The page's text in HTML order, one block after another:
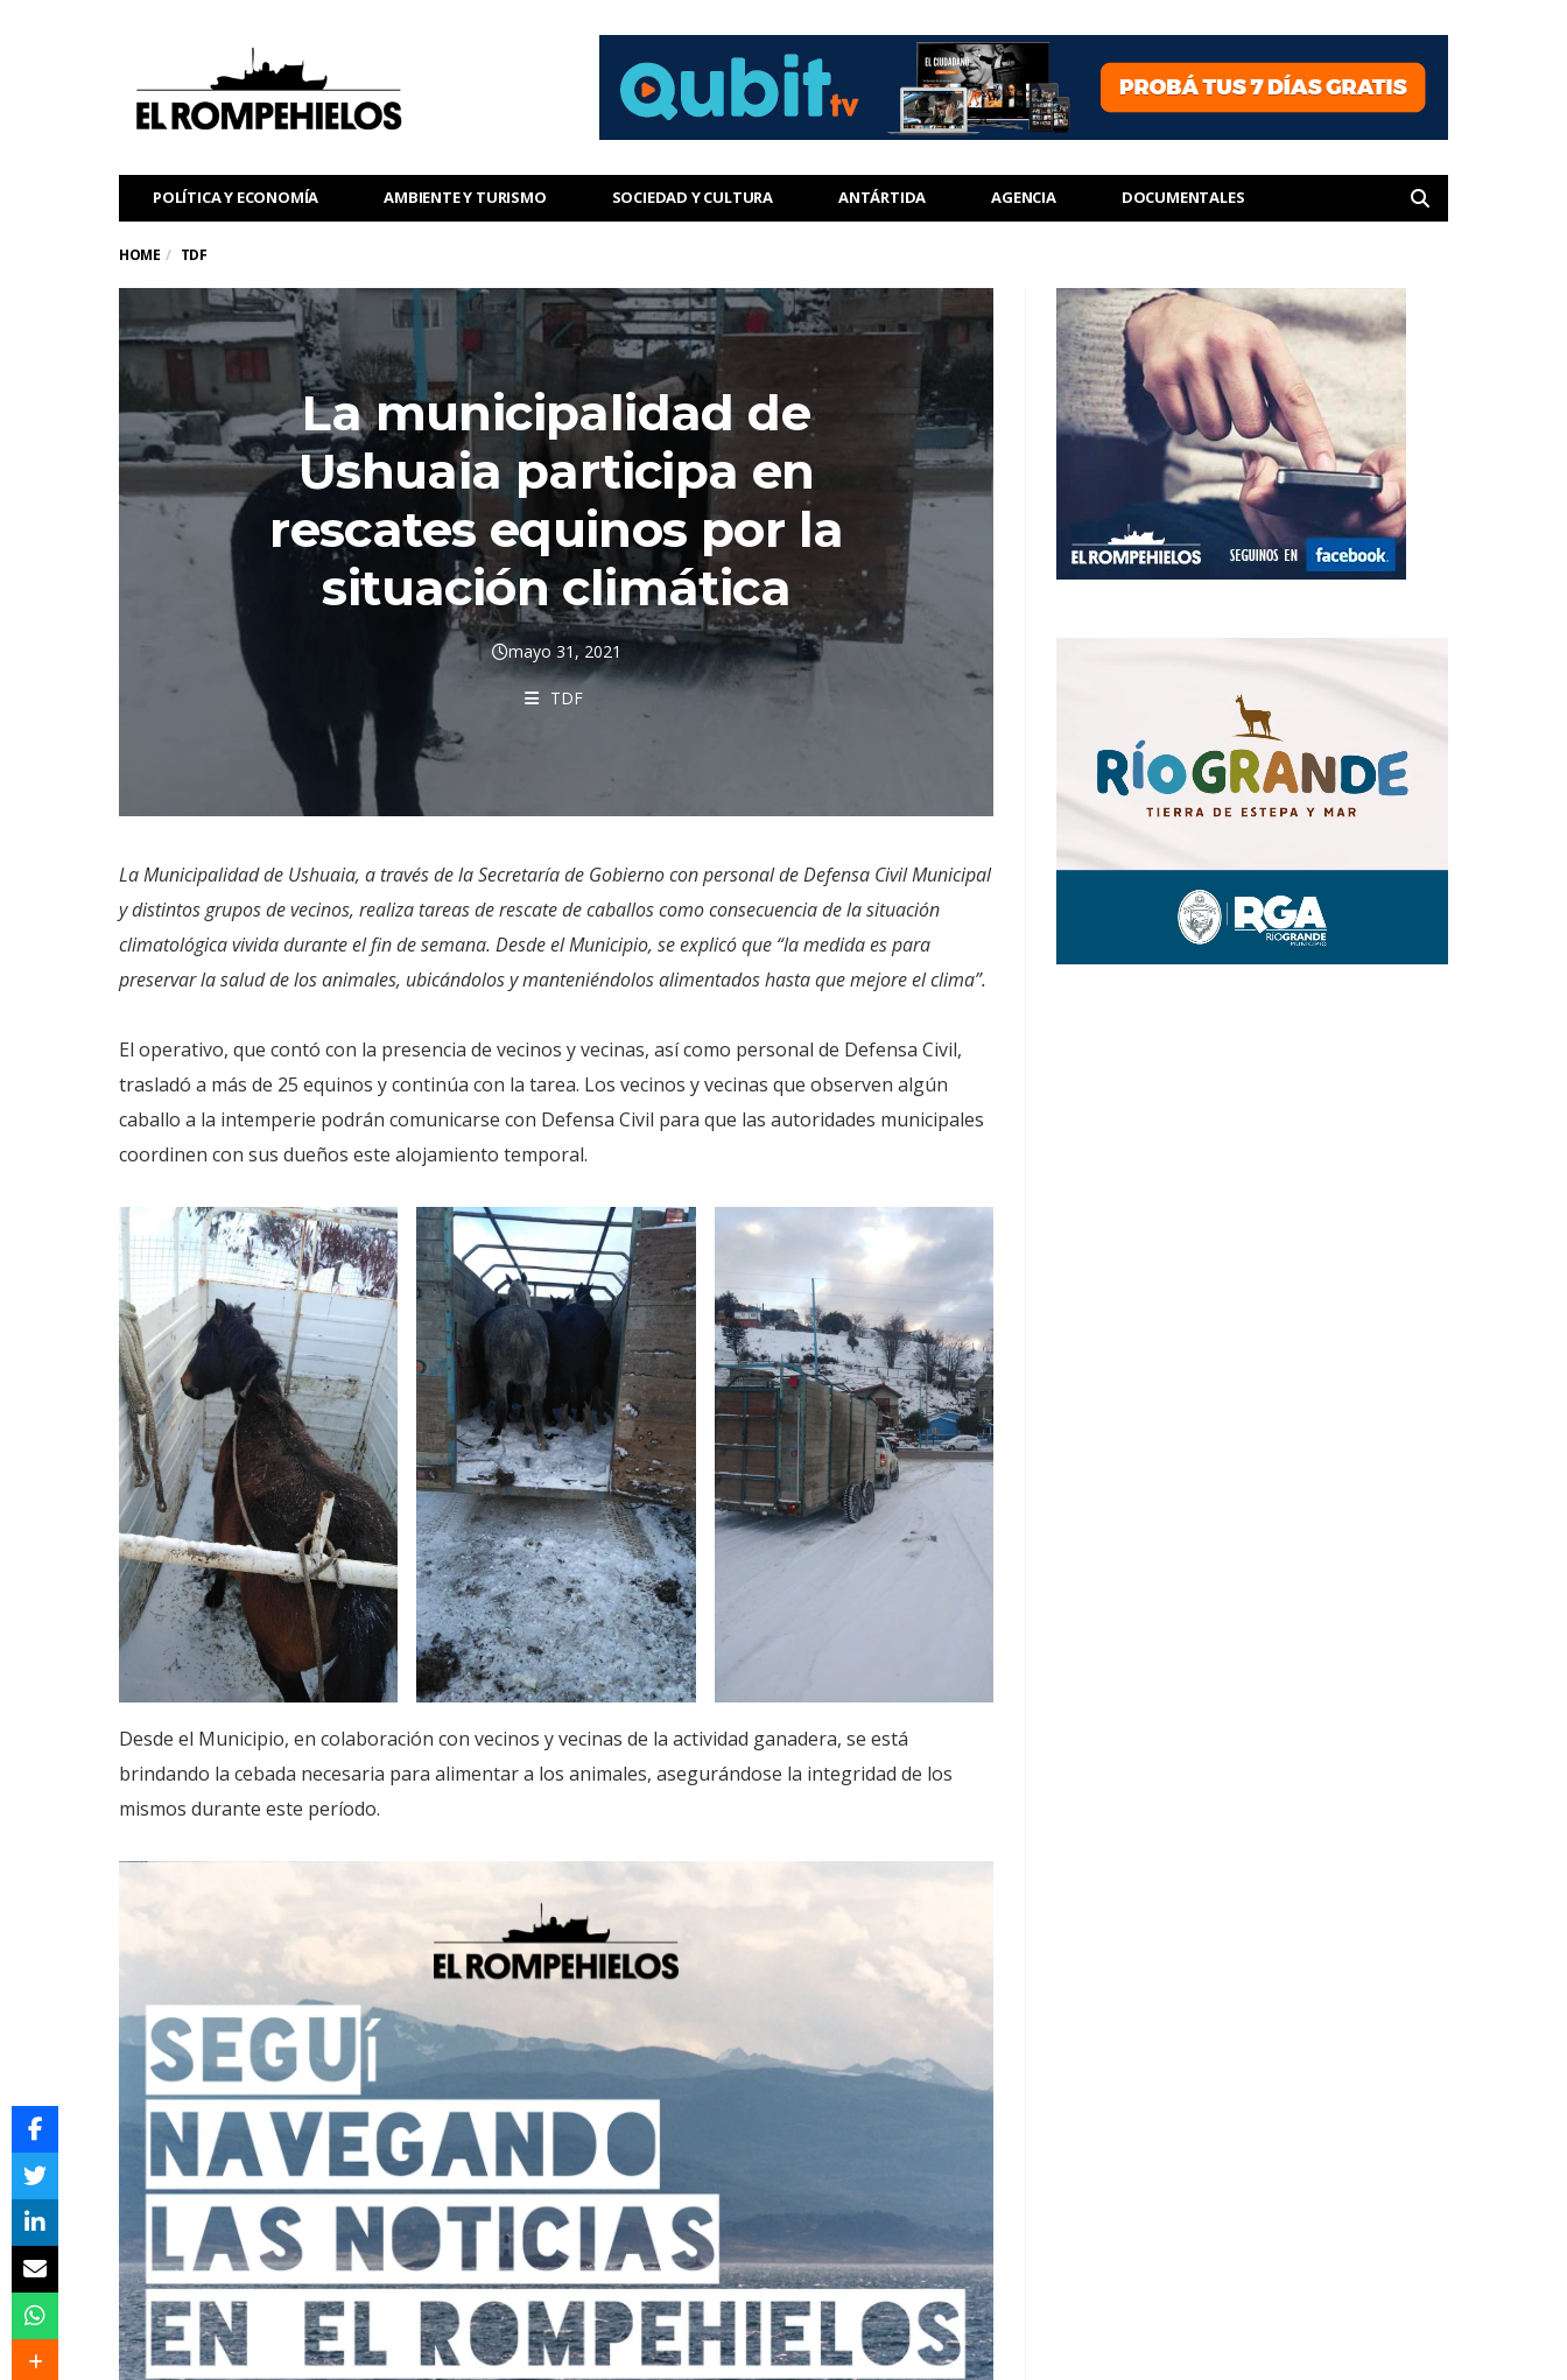
POLÍTICA Y ECONOMÍA AMBIENTE Y TURISMO SOCIEDAD Y CULTURA ANTÁRTIDA AGENCIA DOCUMENTALES
HOME TDF
La municipalidad de
Ushuaia participa en
rescates equinos por la
situación climática
mayo 31, 2021
TDF
La Municipalidad de Ushuaia, a través de la Secretaría de Gobierno con personal de Defensa Civil Municipal
y distintos grupos de vecinos, realiza tareas de rescate de caballos como consecuencia de la situación
climatológica vivida durante el fin de semana. Desde el Municipio, se explicó que “la medida es para
preservar la salud de los animales, ubicándolos y manteniéndolos alimentados hasta que mejore el clima”.
El operativo, que contó con la presencia de vecinos y vecinas, así como personal de Defensa Civil,
trasladó a más de 25 equinos y continúa con la tarea. Los vecinos y vecinas que observen algún
caballo a la intemperie podrán comunicarse con Defensa Civil para que las autoridades municipales
coordinen con sus dueños este alojamiento temporal.
Desde el Municipio, en colaboración con vecinos y vecinas de la actividad ganadera, se está
brindando la cebada necesaria para alimentar a los animales, asegurándose la integridad de los
mismos durante este período.